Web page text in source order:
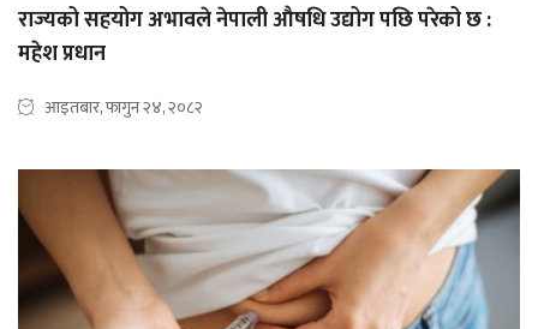
राज्यको सहयोग अभावले नेपाली औषधि उद्योग पछि परेको छ :
महेश प्रधान
आइतबार, फागुन २४, २०८२